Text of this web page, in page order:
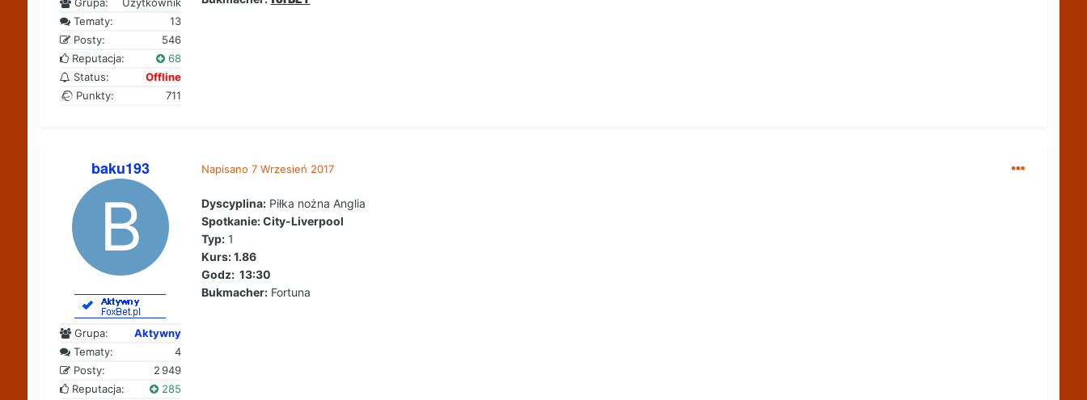
Grupa:
Użytkownik
Tematy:
13
Posty:
546
Reputacja:
68
Status:
Offline
Punkty:
711
baku193
Grupa:
Aktywny
Tematy:
4
Posty:
2 949
Reputacja:
285
Napisano 7 Wrzesień 2017
Dyscyplina:Piłka nożna Anglia
Spotkanie: City-Liverpool
Typ:1
Kurs: 1.86
Godz: 13:30
Bukmacher:Fortuna